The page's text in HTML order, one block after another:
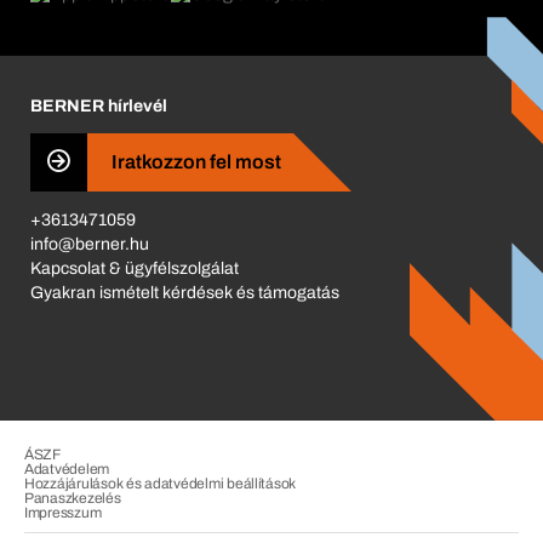
Business Conduct
BERNER hírlevél
Iratkozzon fel most
+3613471059
info@berner.hu
Kapcsolat & ügyfélszolgálat
Gyakran ismételt kérdések és támogatás
ÁSZF
Adatvédelem
Hozzájárulások és adatvédelmi beállítások
Panaszkezelés
Impresszum